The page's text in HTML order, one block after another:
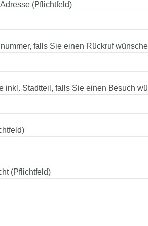
(Pflichtfeld)
falls Sie einen Rückruf
inkl. Stadtteil, falls Sie einen Besuch
(Pflichtfeld)